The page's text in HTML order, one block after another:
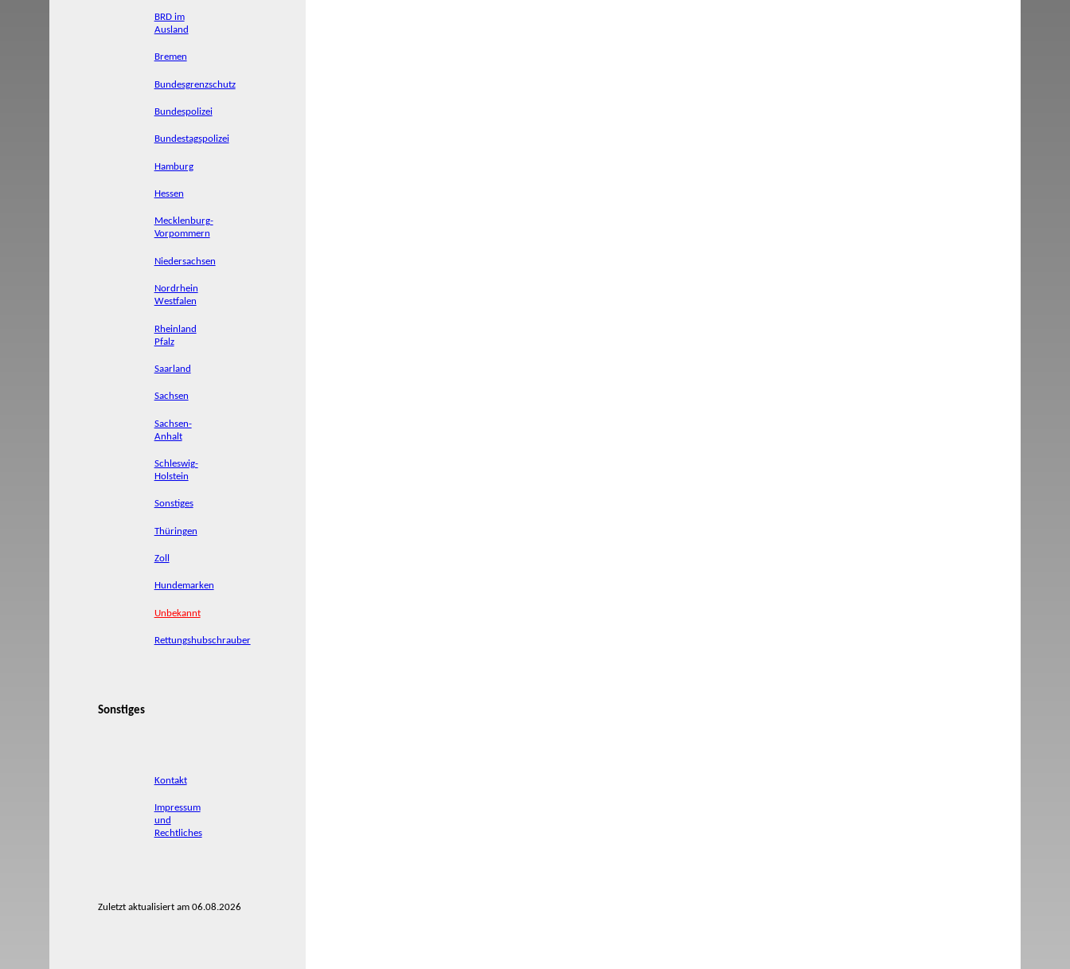
BRD im
Ausland
Bremen
Bundesgrenzschutz
Bundespolizei
Bundestagspolizei
Hamburg
Hessen
Mecklenburg-
Vorpommern
Niedersachsen
Nordrhein
Westfalen
Rheinland
Pfalz
Saarland
Sachsen
Sachsen-
Anhalt
Schleswig-
Holstein
Sonstiges
Thüringen
Zoll
Hundemarken
Unbekannt
Rettungshubschrauber
Sonstiges
Kontakt
Impressum
und
Rechtliches
Zuletzt aktualisiert am 06.08.2026